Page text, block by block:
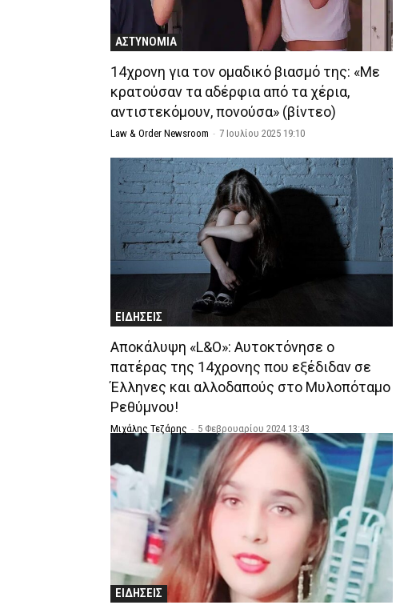
ΑΣΤΥΝΟΜΙΑ
14χρονη για τον ομαδικό βιασμό της: «Με
κρατούσαν τα αδέρφια από τα χέρια,
αντιστεκόμουν, πονούσα» (βίντεο)
Law & Order Newsroom - 7 Ιουλίου 2025 19:10
ΕΙΔΗΣΕΙΣ
Αποκάλυψη «L&O»: Αυτοκτόνησε ο
πατέρας της 14χρονης που εξέδιδαν σε
Έλληνες και αλλοδαπούς στο Μυλοπόταμο
Ρεθύμνου!
Μιχάλης Τεζάρης - 5 Φεβρουαρίου 2024 13:43
ΕΙΔΗΣΕΙΣ